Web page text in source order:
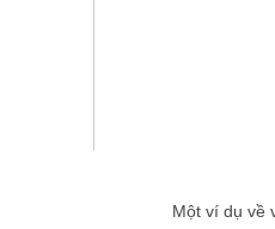
Một ví dụ về